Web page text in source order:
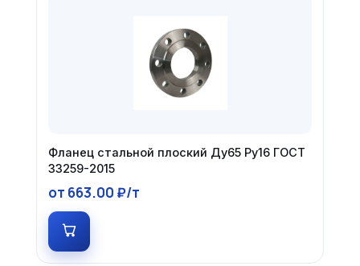
Фланец стальной плоский Ду65 Ру16 ГОСТ
33259-2015
от 663.00 ₽/т